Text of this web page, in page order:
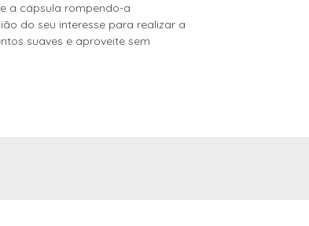
a cápsula rompendo-a
do seu interesse para realizar a
suaves e aproveite sem